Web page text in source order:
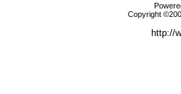
Copyright
http://